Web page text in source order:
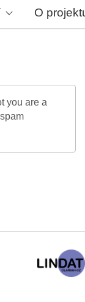
O
you are a